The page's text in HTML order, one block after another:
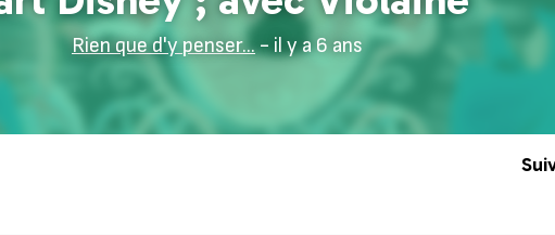
Rien que d'y penser...- il y a 6 ans